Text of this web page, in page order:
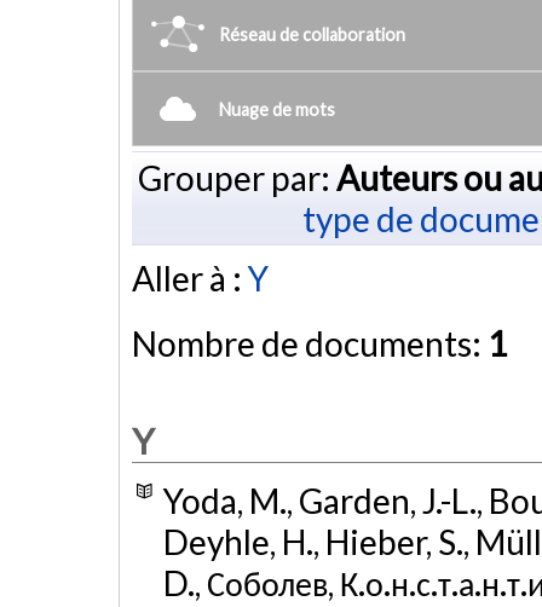
Réseau de collaboration
Nuage de mots
Grouper par: Auteurs ou
type de
Aller à :Y
Nombre de documents: 1
Y
Yoda, M., Garden, J.-L.,
Deyhle, H., Hieber, S.,
D., Соболев,